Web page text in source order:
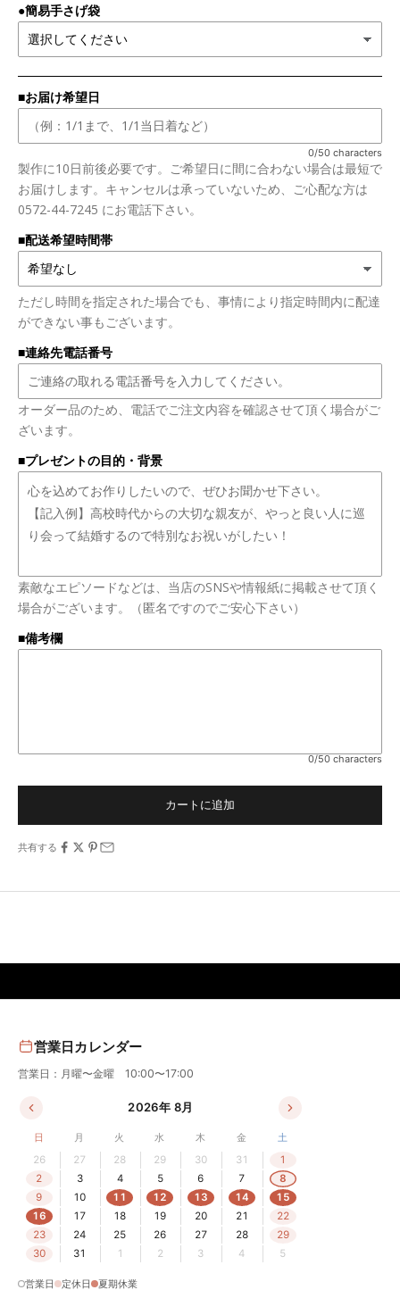
●簡易手さげ袋
■お届け希望日
0/50 characters
製作に10日前後必要です。ご希望日に間に合わない場合は最短で
お届けします。キャンセルは承っていないため、ご心配な方は
0572-44-7245 にお電話下さい。
■配送希望時間帯
ただし時間を指定された場合でも、事情により指定時間内に配達
ができない事もございます。
■連絡先電話番号
オーダー品のため、電話でご注文内容を確認させて頂く場合がご
ざいます。
■プレゼントの目的・背景
素敵なエピソードなどは、当店のSNSや情報紙に掲載させて頂く
場合がございます。（匿名ですのでご安心下さい）
■備考欄
0/50 characters
カートに追加
共有する
営業日カレンダー
営業日：月曜〜金曜 10:00〜17:00
2026年 8月
日 月 火 水 木 金
土
26
27 28 29 30 31
1
2
3 4 5 6 7
8
9
10 11 12 13 14
15
16
17 18 19 20 21
22
23
24 25 26 27 28
29
30
31 1 2 3 4 5
営業日 定休日 夏期休業